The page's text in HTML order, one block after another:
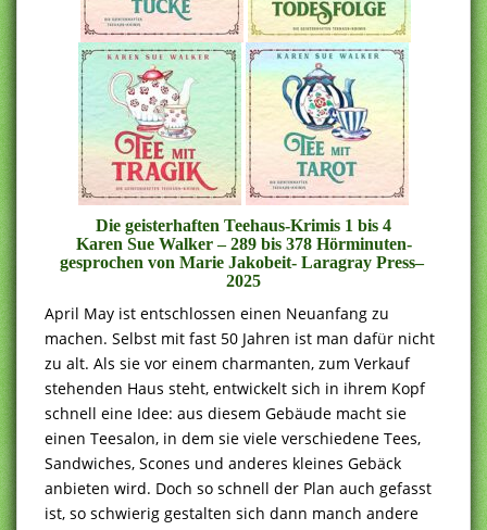
Die geisterhaften Teehaus-Krimis 1 bis 4
Karen Sue Walker – 289 bis 378 Hörminuten-
gesprochen von Marie Jakobeit- Laragray Press–
2025
April May ist entschlossen einen Neuanfang zu
machen. Selbst mit fast 50 Jahren ist man dafür nicht
zu alt. Als sie vor einem charmanten, zum Verkauf
stehenden Haus steht, entwickelt sich in ihrem Kopf
schnell eine Idee: aus diesem Gebäude macht sie
einen Teesalon, in dem sie viele verschiedene Tees,
Sandwiches, Scones und anderes kleines Gebäck
anbieten wird. Doch so schnell der Plan auch gefasst
ist, so schwierig gestalten sich dann manch andere